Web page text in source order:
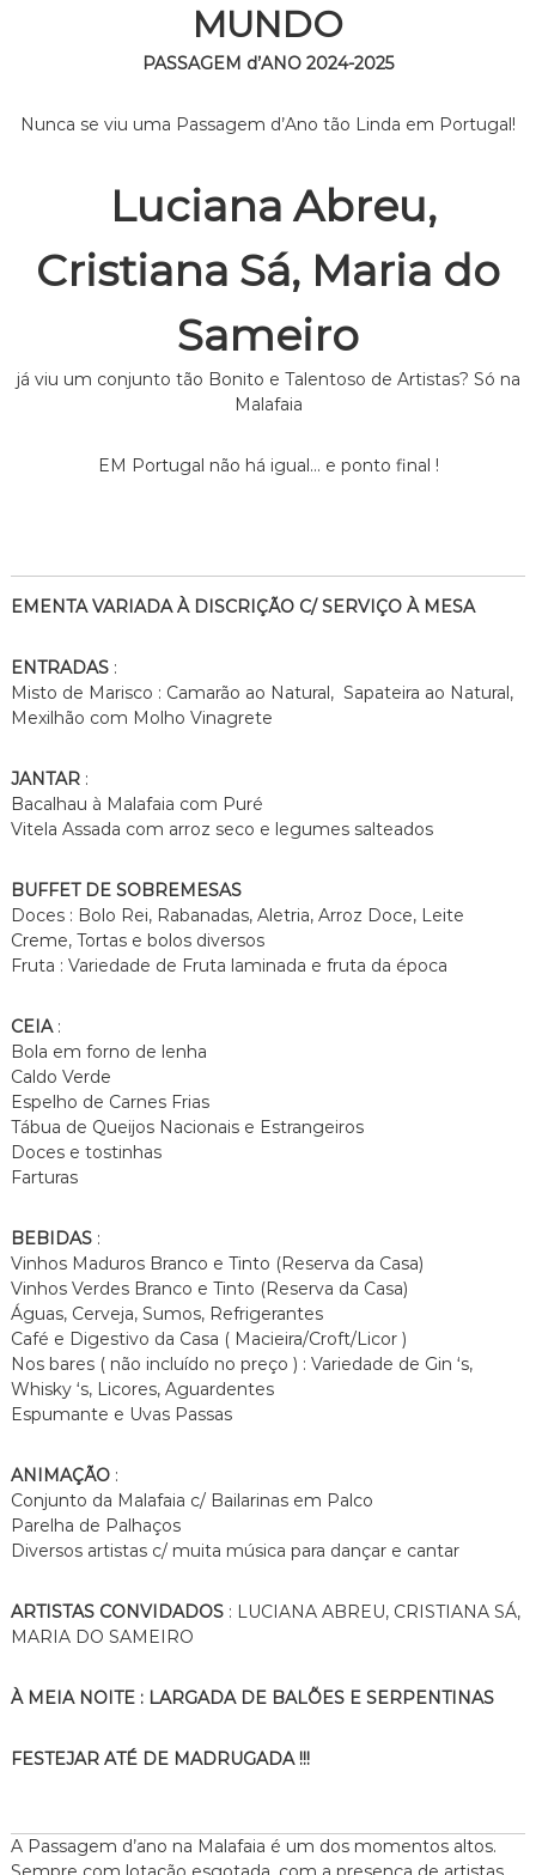
MUNDO
PASSAGEM d’ANO 2024-2025
Nunca se viu uma Passagem d’Ano tão Linda em Portugal!
Luciana Abreu,
Cristiana Sá, Maria do
Sameiro
já viu um conjunto tão Bonito e Talentoso de Artistas? Só na
Malafaia
EM Portugal não há igual… e ponto final !
EMENTA VARIADA À DISCRIÇÃO C/ SERVIÇO À MESA
ENTRADAS:
Misto de Marisco : Camarão ao Natural, Sapateira ao Natural,
Mexilhão com Molho Vinagrete
JANTAR:
Bacalhau à Malafaia com Puré
Vitela Assada com arroz seco e legumes salteados
BUFFET DE SOBREMESAS
Doces : Bolo Rei, Rabanadas, Aletria, Arroz Doce, Leite
Creme, Tortas e bolos diversos
Fruta : Variedade de Fruta laminada e fruta da época
CEIA:
Bola em forno de lenha
Caldo Verde
Espelho de Carnes Frias
Tábua de Queijos Nacionais e Estrangeiros
Doces e tostinhas
Farturas
BEBIDAS:
Vinhos Maduros Branco e Tinto (Reserva da Casa)
Vinhos Verdes Branco e Tinto (Reserva da Casa)
Águas, Cerveja, Sumos, Refrigerantes
Café e Digestivo da Casa ( Macieira/Croft/Licor )
Nos bares ( não incluído no preço ) : Variedade de Gin ‘s,
Whisky ‘s, Licores, Aguardentes
Espumante e Uvas Passas
ANIMAÇÃO:
Conjunto da Malafaia c/ Bailarinas em Palco
Parelha de Palhaços
Diversos artistas c/ muita música para dançar e cantar
ARTISTAS CONVIDADOS: LUCIANA ABREU, CRISTIANA SÁ,
MARIA DO SAMEIRO
À MEIA NOITE : LARGADA DE BALÕES E SERPENTINAS
FESTEJAR ATÉ DE MADRUGADA !!!
A Passagem d’ano na Malafaia é um dos momentos altos.